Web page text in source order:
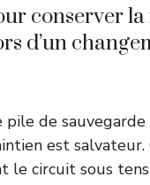
conserver
d’un
pile de sauvegarde
est salvateur.
le circuit sous